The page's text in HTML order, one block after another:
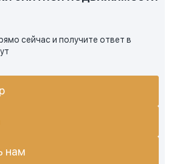
сейчас и получите ответ в
нам